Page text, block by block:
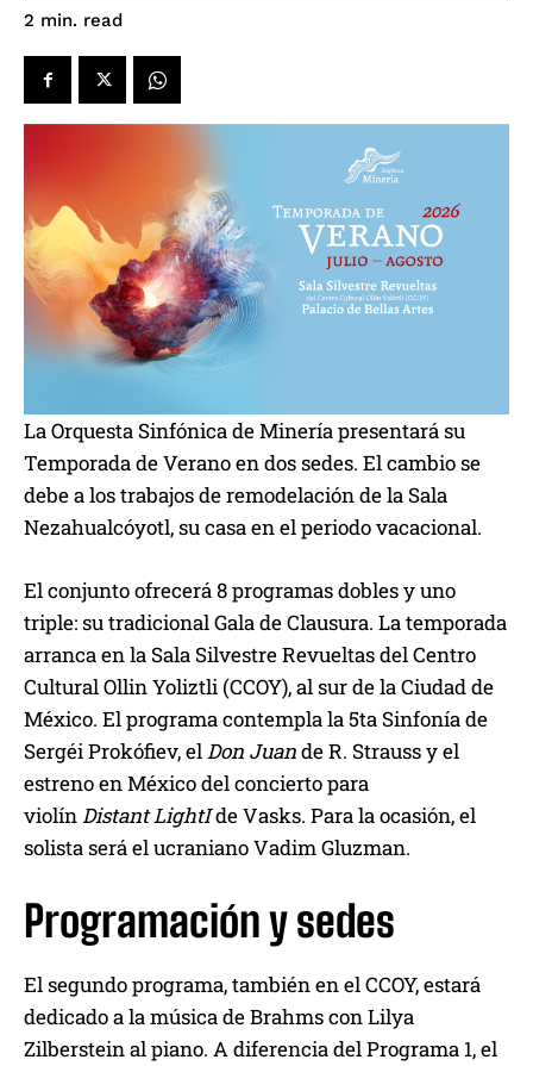
2 min. read
La Orquesta Sinfónica de Minería presentará su
Temporada de Verano en dos sedes. El cambio se
debe a los trabajos de remodelación de la Sala
Nezahualcóyotl, su casa en el periodo vacacional.
El conjunto ofrecerá 8 programas dobles y uno
triple: su tradicional Gala de Clausura. La temporada
arranca en la Sala Silvestre Revueltas del Centro
Cultural Ollin Yoliztli (CCOY), al sur de la Ciudad de
México. El programa contempla la 5ta Sinfonía de
Sergéi Prokófiev, elDon Juande R. Strauss y el
estreno en México del concierto para
violínDistant LightIde Vasks. Para la ocasión, el
solista será el ucraniano Vadim Gluzman.
Programación y sedes
El segundo programa, también en el CCOY, estará
dedicado a la música de Brahms con Lilya
Zilberstein al piano. A diferencia del Programa 1, el